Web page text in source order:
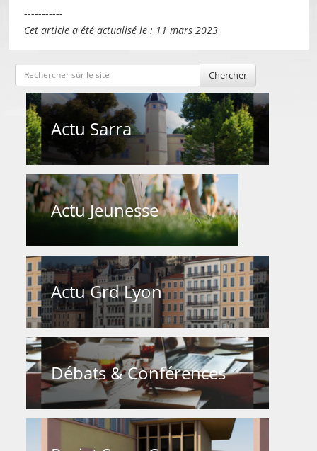
-----------
Cet article a été actualisé le : 11 mars 2023
Chercher
Actu Sarra
Actu Jeunesse
Actu Grd Lyon
Débats & Conférences